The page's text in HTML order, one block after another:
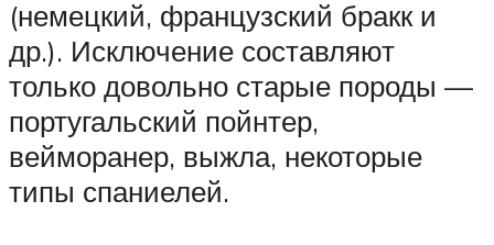
(немецкий, французский бракк и
др.). Исключение составляют
только довольно старые породы —
португальский пойнтер,
вейморанер, выжла, некоторые
типы спаниелей.